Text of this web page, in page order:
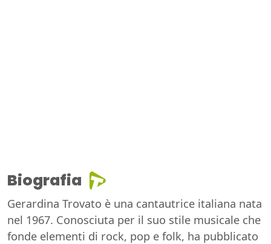
Biografia
Gerardina Trovato è una cantautrice italiana nata
nel 1967. Conosciuta per il suo stile musicale che
fonde elementi di rock, pop e folk, ha pubblicato